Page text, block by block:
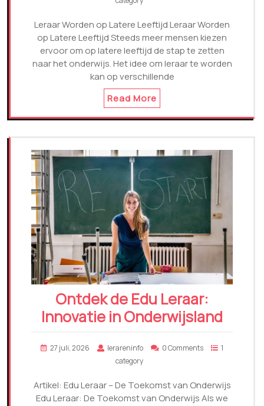
Leraar Worden op Latere Leeftijd Leraar Worden
op Latere Leeftijd Steeds meer mensen kiezen
ervoor om op latere leeftijd de stap te zetten
naar het onderwijs. Het idee om leraar te worden
kan op verschillende
Read More
Ontdek de Edu Leraar:
Innovatie in Onderwijsland
27 juli, 2026 lerareninfo 0 Comments
1
category
Artikel: Edu Leraar – De Toekomst van Onderwijs
Edu Leraar: De Toekomst van Onderwijs Als we